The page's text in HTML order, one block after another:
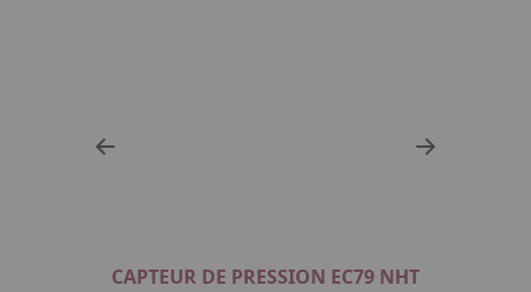
CAPTEUR DE PRESSION EC79 NHT